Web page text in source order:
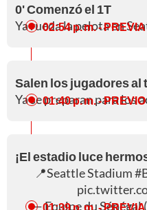
0' Comenzó el 1T
Ya rueda la pelota en
02:54 p. m.- PREVIA
Salen los jugadores al
Ya se preparan para los
01:40 p. m.- PREVIO
¡El estadio luce
📍Seattle Stadium
— Equipe du Sénégal
01:39 p. m.- PREVIA